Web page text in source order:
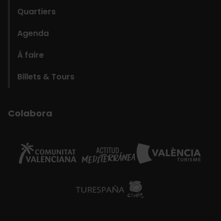
Quartiers
Agenda
À faire
Billets & Tours
Colabora